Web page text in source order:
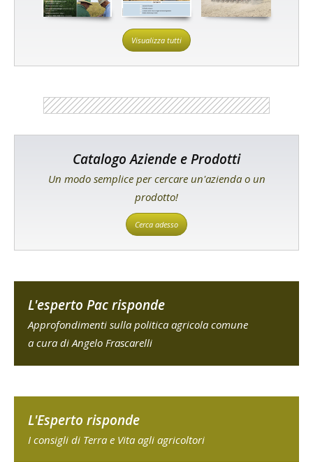
Visualizza tutti
Catalogo Aziende e Prodotti
Un modo semplice per cercare un'azienda o un
prodotto!
Cerca adesso
L'esperto Pac risponde
Approfondimenti sulla politica agricola comune
a cura di Angelo Frascarelli
L'Esperto risponde
I consigli di Terra e Vita agli agricoltori